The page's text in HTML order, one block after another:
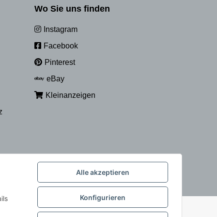
Wo Sie uns finden
Instagram
Facebook
Pinterest
eBay
Kleinanzeigen
Alle akzeptieren
Konfigurieren